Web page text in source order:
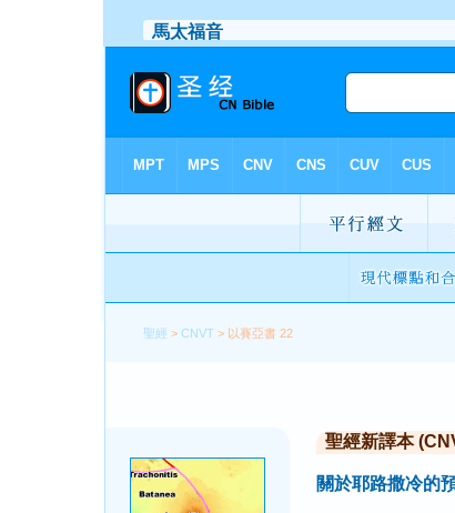
聖經 >CNVT > 以賽亞書 22
聖經新譯本
關於耶路撒冷的